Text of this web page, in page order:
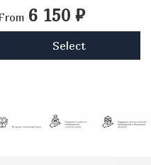
From 6 150 ₽
Select